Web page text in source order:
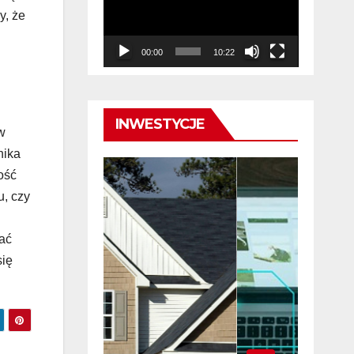
że
czy
00:00 10:22
INWESTYCJE